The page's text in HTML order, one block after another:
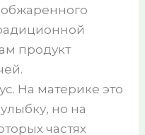
продукт
На материке это
но на
частях